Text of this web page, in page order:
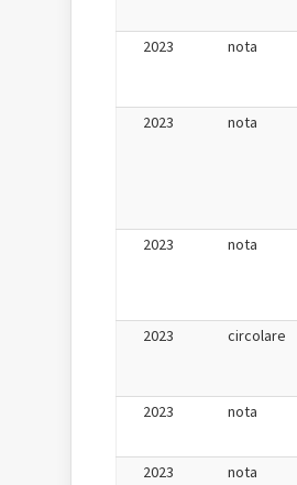
2023 nota
2023 nota
2023 nota
2023 circolare
2023 nota
2023 nota